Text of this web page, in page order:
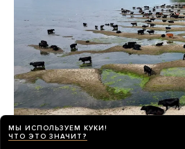
МЫ ИСПОЛЬЗУЕМ КУКИ!
ЧТО ЭТО ЗНАЧИТ?